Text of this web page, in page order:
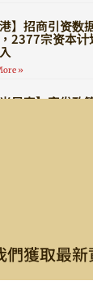
港】招商引资
2377宗资本
»
尼克】突发政
們獲取最新